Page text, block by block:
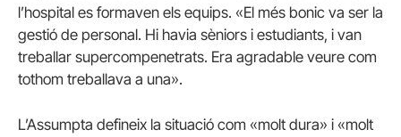
l’hospital es formaven els equips. «El més bonic va ser la
gestió de personal. Hi havia sèniors i estudiants, i van
treballar supercompenetrats. Era agradable veure com
tothom treballava a una».
L’Assumpta defineix la situació com «molt dura» i «molt